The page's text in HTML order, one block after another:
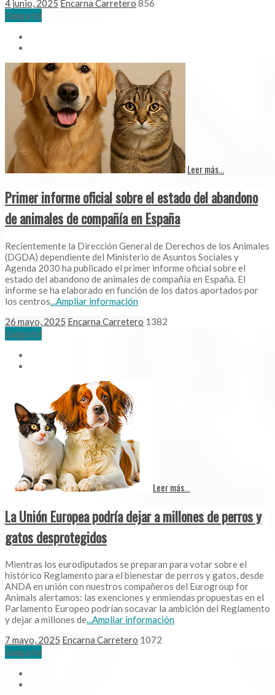
4 junio, 2025 Encarna Carretero 856
Comparte!
Leer más...
Primer informe oficial sobre el estado del abandono
de animales de compañía en España
Recientemente la Dirección General de Derechos de los Animales
(DGDA) dependiente del Ministerio de Asuntos Sociales y
Agenda 2030 ha publicado el primer informe oficial sobre el
estado del abandono de animales de compañía en España. El
informe se ha elaborado en función de los datos aportados por
los centros...Ampliar información
26 mayo, 2025 Encarna Carretero 1382
Comparte!
Leer más...
La Unión Europea podría dejar a millones de perros y
gatos desprotegidos
Mientras los eurodiputados se preparan para votar sobre el
histórico Reglamento para el bienestar de perros y gatos, desde
ANDA en unión con nuestros compañeros del Eurogroup for
Animals alertamos: las exenciones y enmiendas propuestas en el
Parlamento Europeo podrían socavar la ambición del Reglamento
y dejar a millones de...Ampliar información
7 mayo, 2025 Encarna Carretero 1072
Comparte!